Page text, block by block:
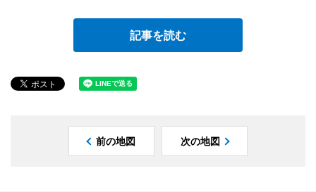
記事を読む
前の地図 次の地図